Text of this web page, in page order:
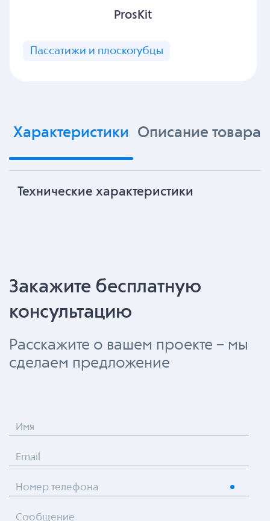
ProsKit
Пассатижи и плоскогубцы
Характеристики Описание товара
Технические характеристики
Закажите бесплатную
консультацию
Расскажите о вашем проекте – мы
сделаем предложение
Имя
Email
Номер телефона
Сообщение